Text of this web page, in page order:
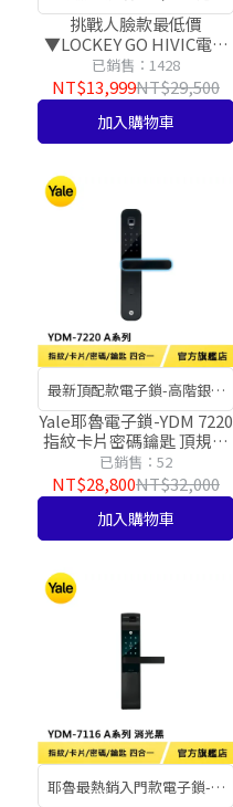
更快速
挑戰人臉款最低價
▼LOCKEY GO HIVIC電子
鎖HSD-7070 臉部辨識/掌
紋辨識/密碼/感應卡/鑰匙
已銷售：1428
NT$13,999NT$29,500
加入購物車
最新頂配款電子鎖-高階銀離
子抗菌技術
Yale耶魯電子鎖-YDM 7220
指紋卡片密碼鑰匙 頂規抗
菌款五合一【台灣總代理
公司貨】
已銷售：52
NT$28,800NT$32,000
加入購物車
耶魯最熱銷入門款電子鎖-電